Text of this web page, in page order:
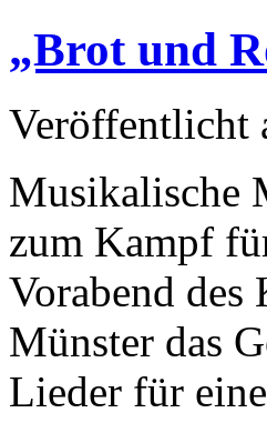
„Brot und
Veröffentlicht
Musikalische
zum Kampf
Vorabend des
Münster das
Lieder für